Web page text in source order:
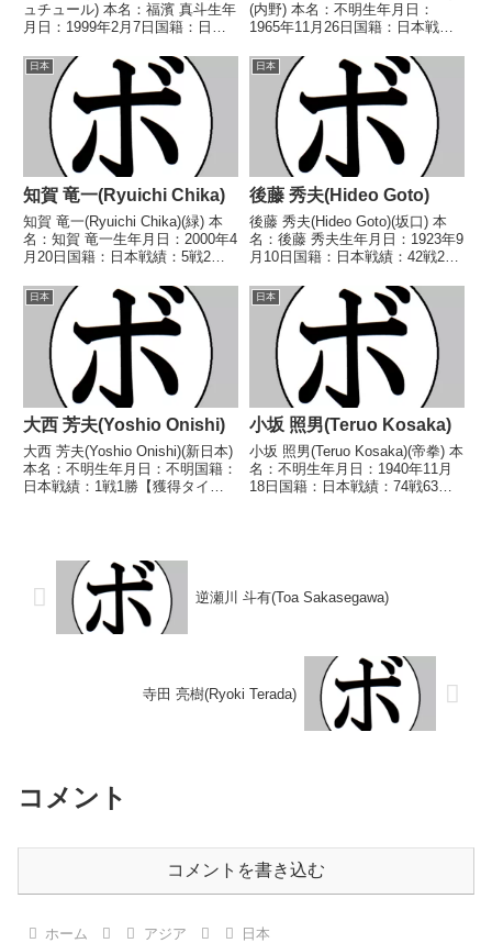
ュチュール) 本名：福濱 真斗生年
月日：1999年2月7日国籍：日本
イトル】なし 【戦歴】
2022/04/24 ○1RTKO 嶋田 来
生輝(JM加古川)■...
(内野) 本名：不明生年月日：
1965年11月26日国籍：日本戦
タイトル】なし 【戦歴】
1986/09/25 ●4R判定 (採点不
明) 篠原 孝典(国際...
日本
知賀 竜一(Ryuichi Chika)
知賀 竜一(Ryuichi Chika)(緑) 本
名：知賀 竜一生年月日：2000年4
月20日国籍：日本戦績：5戦2勝
し 【戦歴】2022/09/10
○1RTKO 中根 一樹(天熊丸
木)2024/06...
日本
後藤 秀夫(Hideo Goto)
後藤 秀夫(Hideo Goto)(坂口) 本
名：後藤 秀夫生年月日：1923年9
月10日国籍：日本戦績：42戦29
イトル】1948年度全日本選手権
フェザー級優勝(アマチュア)第2
代日本フェザー級王座...
日本
大西 芳夫(Yoshio Onishi)
大西 芳夫(Yoshio Onishi)(新日本)
本名：不明生年月日：不明国籍：
日本戦績：1戦1勝【獲得タイト
歴は判明済みのもののみ掲...
日本
小坂 照男(Teruo Kosaka)
小坂 照男(Teruo Kosaka)(帝拳) 本
名：不明生年月日：1940年11月
18日国籍：日本戦績：74戦63勝
逆瀬川 斗有(Toa Sakasegawa)
寺田 亮樹(Ryoki Terada)
コメント
コメントを書き込む
ホーム アジア 日本